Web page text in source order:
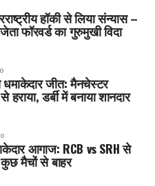
हॉकी से लिया संन्यास –
फॉरवर्ड का गुरुमुखी विदा
जीत: मैनचेस्टर
डर्बी में बनाया शानदार
आगाज: RCB vs SRH से
मैचों से बाहर